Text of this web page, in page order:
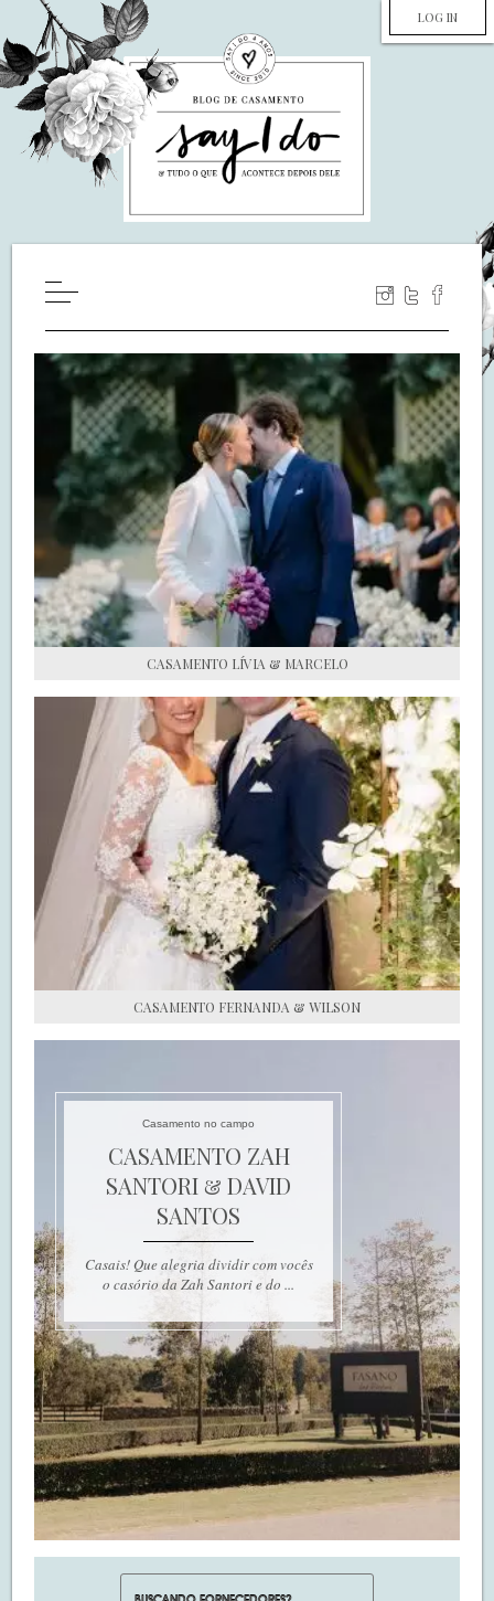
LOG IN
WILL YOU MARRY ME?
LUA DE MEL
COZINHA
DECORAÇÃO
DE NOIVA PRA NOIVA
S.O.S CASADAS
FALE COM O SAY I DO
CASAMENTO LÍVIA & MARCELO
CASAMENTO FERNANDA & WILSON
Casamento no campo
CASAMENTO ZAH
SANTORI & DAVID
SANTOS
Casais! Que alegria dividir com vocês
o casório da Zah Santori e do ...